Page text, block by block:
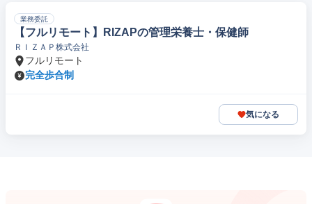
業務委託
【フルリモート】RIZAPの管理栄養士・保健師
ＲＩＺＡＰ株式会社
フルリモート
完全歩合制
気になる